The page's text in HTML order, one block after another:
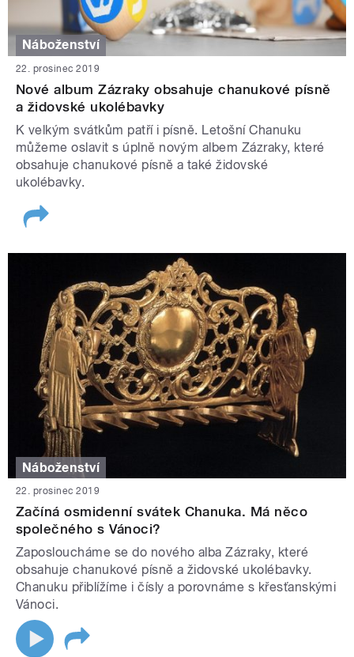
Náboženství
22. prosinec 2019
Nové album Zázraky obsahuje chanukové písně
a židovské ukolébavky
K velkým svátkům patří i písně. Letošní Chanuku
můžeme oslavit s úplně novým albem Zázraky, které
obsahuje chanukové písně a také židovské
ukolébavky.
Náboženství
22. prosinec 2019
Začíná osmidenní svátek Chanuka. Má něco
společného s Vánoci?
Zaposloucháme se do nového alba Zázraky, které
obsahuje chanukové písně a židovské ukolébavky.
Chanuku přiblížíme i čísly a porovnáme s křesťanskými
Vánoci.